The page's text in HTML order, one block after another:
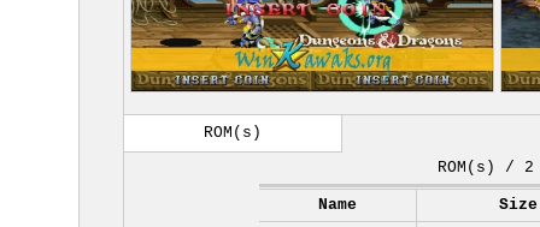
ROM(s)
ROM(s) / 2
Name
Size